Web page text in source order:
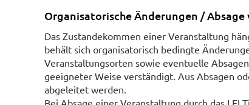
Organisatorische Änderungen /
Das Zustandekommen einer Veranstaltung
behält sich organisatorisch bedingte
Veranstaltungsorten sowie eventuelle
geeigneter Weise verständigt. Aus Absagen
abgeleitet werden.
Bei Absage einer Veranstaltung durch das